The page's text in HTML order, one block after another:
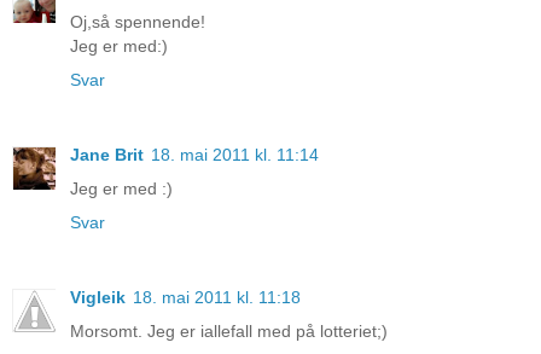
Oj,så spennende!
Jeg er med:)
Svar
Jane Brit 18. mai 2011 kl. 11:14
Jeg er med :)
Svar
Vigleik 18. mai 2011 kl. 11:18
Morsomt. Jeg er iallefall med på lotteriet;)